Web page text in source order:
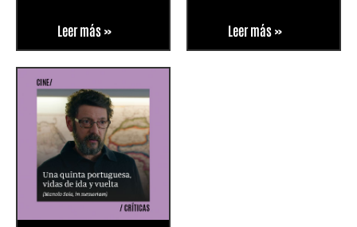
Leer más » Leer más »